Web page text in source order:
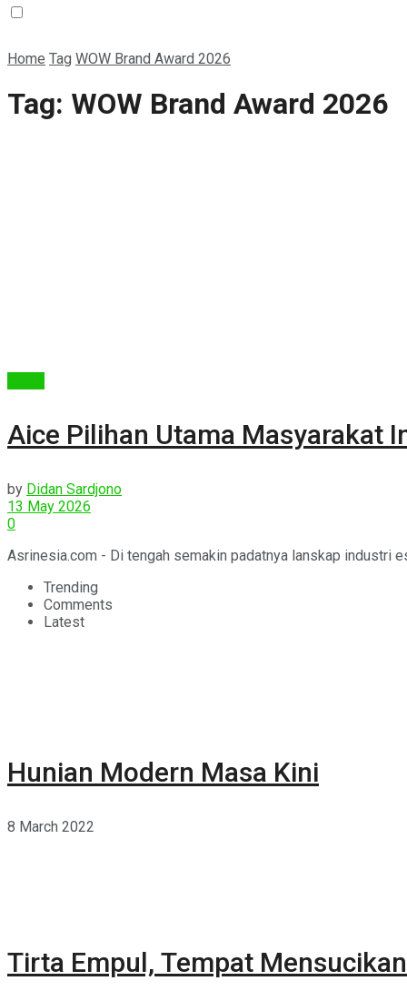
Home Tag WOW Brand Award 2026
Tag: WOW Brand Award 2026
Aice Pilihan Utama Masyarakat
by Didan Sardjono
13 May 2026
0
Asrinesia.com - Di tengah semakin padatnya lanskap industri
Trending
Comments
Latest
Hunian Modern Masa Kini
8 March 2022
Tirta Empul, Tempat